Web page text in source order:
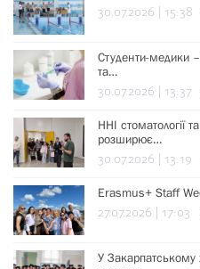
30.07.2026 | 15:38
Студенти-медики
та…
30.07.2026 | 13:37
ННІ стоматології
розширює…
30.07.2026 | 13:19
Erasmus+ Staff
27.07.2026 | 17:03
У Закарпатському